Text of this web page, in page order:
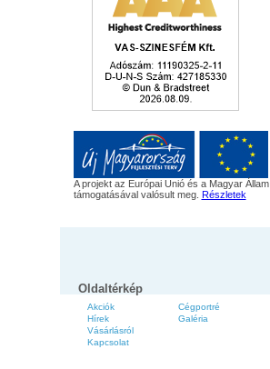
A projekt az Európai Unió és a Magyar Állam
támogatásával valósult meg. Részletek
Oldaltérkép
Akciók
Hírek
Vásárlásról
Kapcsolat
Cégportré
Galéria